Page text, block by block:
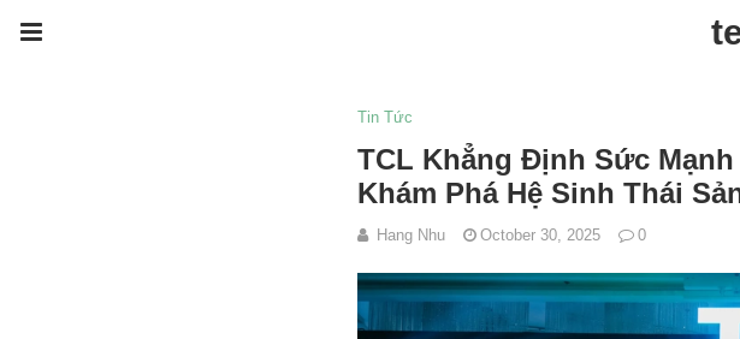
Tin Tức
TCL Khẳng Định Sức
Khám Phá Hệ Sinh Thái
Hang Nhu October 30, 2025 0